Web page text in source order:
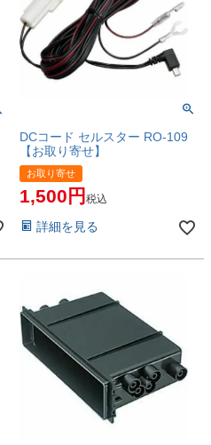
DCコード セルスター RO-109
【お取り寄せ】
お取り寄せ
1,500 税込
詳細を見る